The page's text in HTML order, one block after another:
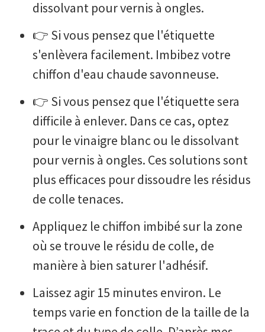
dissolvant pour vernis à ongles.
👉 Si vous pensez que l'étiquette
s'enlèvera facilement. Imbibez votre
chiffon d'eau chaude savonneuse.
👉 Si vous pensez que l'étiquette sera
difficile à enlever. Dans ce cas, optez
pour le vinaigre blanc ou le dissolvant
pour vernis à ongles. Ces solutions sont
plus efficaces pour dissoudre les résidus
de colle tenaces.
Appliquez le chiffon imbibé sur la zone
où se trouve le résidu de colle, de
manière à bien saturer l'adhésif.
Laissez agir 15 minutes environ. Le
temps varie en fonction de la taille de la